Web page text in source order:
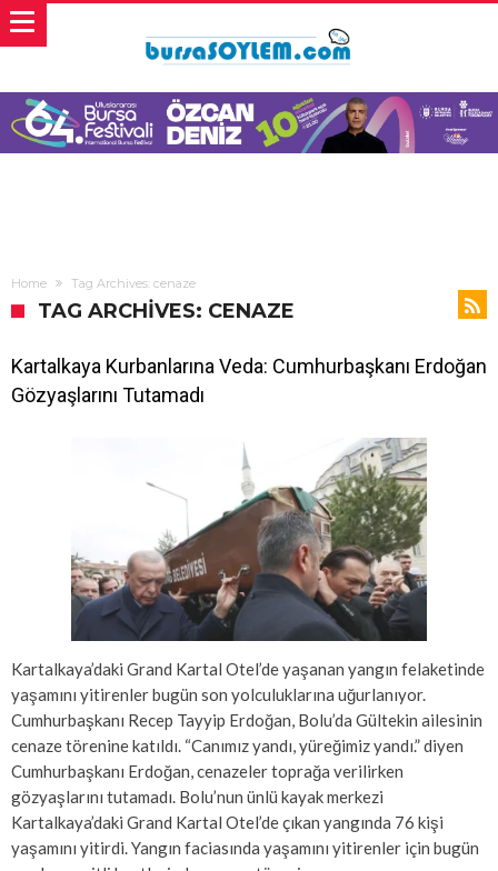
Home Tag Archives: cenaze
TAG ARCHIVES: CENAZE
Kartalkaya Kurbanlarına Veda: Cumhurbaşkanı Erdoğan
Gözyaşlarını Tutamadı
Kartalkaya’daki Grand Kartal Otel’de yaşanan yangın felaketinde
yaşamını yitirenler bugün son yolculuklarına uğurlanıyor.
Cumhurbaşkanı Recep Tayyip Erdoğan, Bolu’da Gültekin ailesinin
cenaze törenine katıldı. “Canımız yandı, yüreğimiz yandı.” diyen
Cumhurbaşkanı Erdoğan, cenazeler toprağa verilirken
gözyaşlarını tutamadı. Bolu’nun ünlü kayak merkezi
Kartalkaya’daki Grand Kartal Otel’de çıkan yangında 76 kişi
yaşamını yitirdi. Yangın faciasında yaşamını yitirenler için bugün